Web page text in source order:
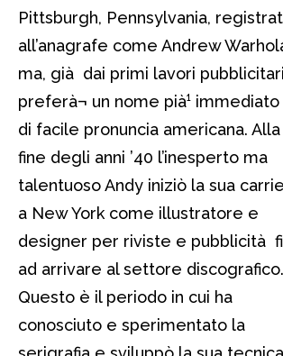
Pittsburgh, Pennsylvania,
all’anagrafe come Andrew
ma, già dai primi lavori
preferà¬ un nome pià¹ immediato
di facile pronuncia americana. Alla
fine degli anni ’40 l’inesperto ma
talentuoso Andy iniziò la sua
a New York come illustratore e
designer per riviste e pubblicità
ad arrivare al settore discografico.
Questo è il periodo in cui ha
conosciuto e sperimentato la